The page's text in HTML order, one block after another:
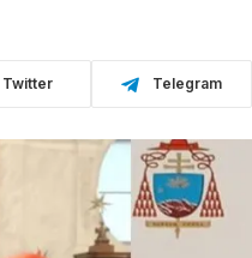
Twitter Telegram